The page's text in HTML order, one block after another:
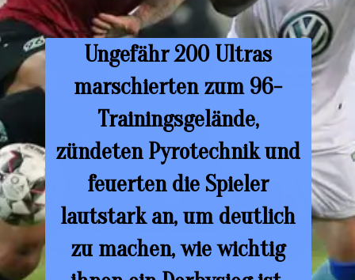
Ungefähr 200 Ultras
marschierten zum 96-
Trainingsgelände,
zündeten Pyrotechnik und
feuerten die Spieler
lautstark an, um deutlich
zu machen, wie wichtig